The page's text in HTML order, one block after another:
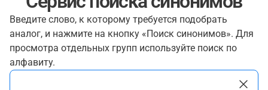
Введите слово, к которому требуется подобрать
аналог, и нажмите на кнопку «Поиск синонимов». Для
просмотра отдельных групп используйте поиск по
алфавиту.